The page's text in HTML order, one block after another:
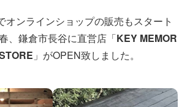
オンラインショップの販売もスタート
、鎌倉市長谷に直営店「KEY MEMOR
」がOPEN致しました。